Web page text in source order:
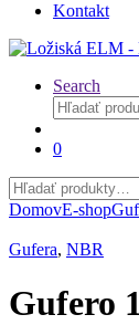
Kontakt
Search
Hľadať:
0
Hľadať:
DomovE-shop
Gufera, NBR
Gufero